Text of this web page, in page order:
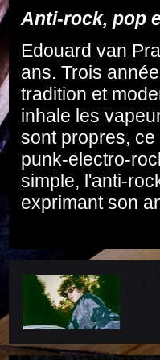
Anti-rock, pop
Edouard van
ans. Trois
tradition et
inhale les
sont propres,
punk-electro-
simple, l'anti-
exprimant son